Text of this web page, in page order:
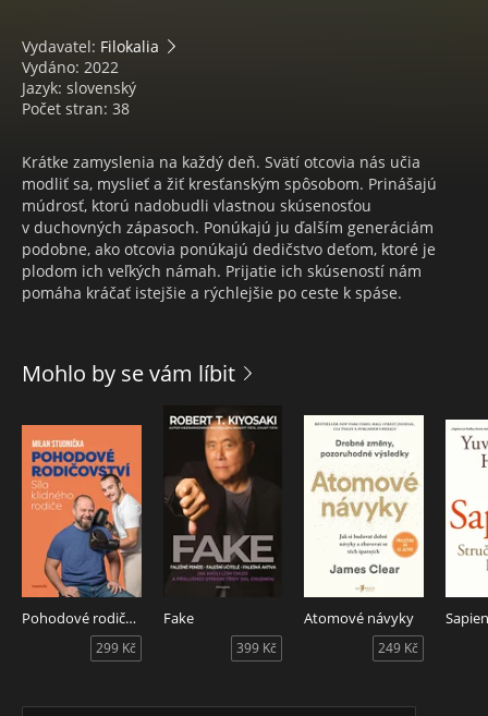
Vydavatel: Filokalia
Vydáno: 2022
Jazyk: slovenský
Počet stran: 38
Krátke zamyslenia na každý deň. Svätí otcovia nás učia
modliť sa, myslieť a žiť kresťanským spôsobom. Prinášajú
múdrosť, ktorú nadobudli vlastnou skúsenosťou
v duchovných zápasoch. Ponúkajú ju ďalším generáciám
podobne, ako otcovia ponúkajú dedičstvo deťom, ktoré je
plodom ich veľkých námah. Prijatie ich skúseností nám
pomáha kráčať istejšie a rýchlejšie po ceste k spáse.
Mohlo by se vám líbit
Pohodové rodičovství: síla klidného rodiče
299 Kč
Fake
399 Kč
Atomové návyky
249 Kč